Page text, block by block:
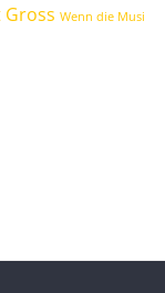
Gross Wenn die Musi